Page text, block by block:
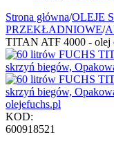
Strona główna/OLEJE
PRZEKŁADNIOWE/
TITAN ATF 4000 - olej
KOD:
600918521